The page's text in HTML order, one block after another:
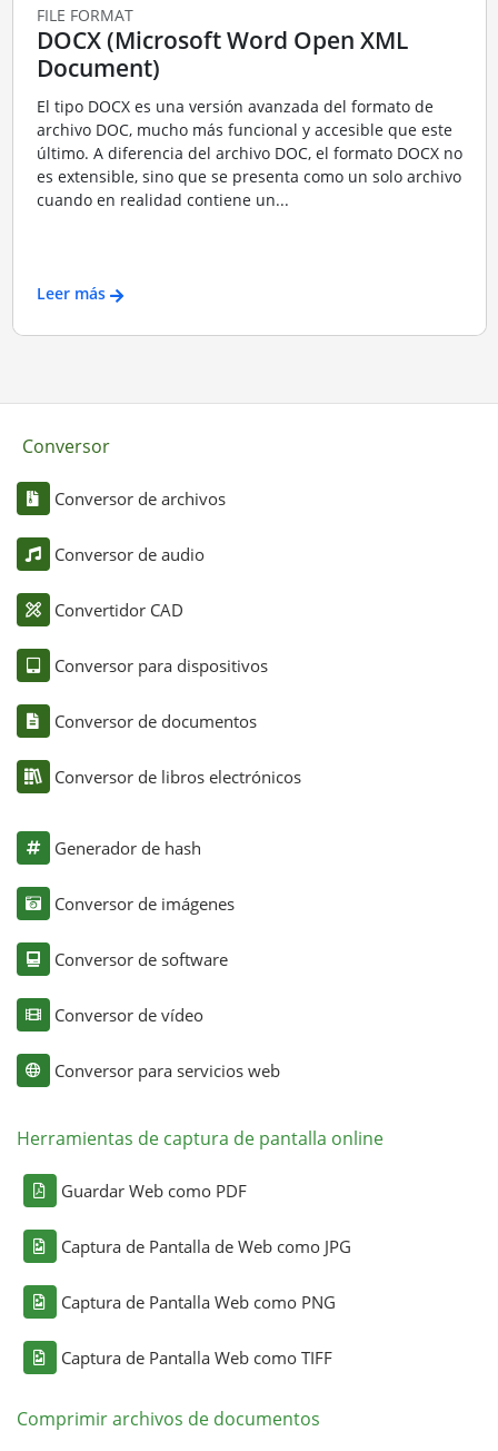
FILE FORMAT
DOCX (Microsoft Word Open XML
Document)
El tipo DOCX es una versión avanzada del formato de
archivo DOC, mucho más funcional y accesible que este
último. A diferencia del archivo DOC, el formato DOCX no
es extensible, sino que se presenta como un solo archivo
cuando en realidad contiene un...
Leer más
Conversor
Conversor de archivos
Conversor de audio
Convertidor CAD
Conversor para dispositivos
Conversor de documentos
Conversor de libros electrónicos
Generador de hash
Conversor de imágenes
Conversor de software
Conversor de vídeo
Conversor para servicios web
Herramientas de captura de pantalla online
Guardar Web como PDF
Captura de Pantalla de Web como JPG
Captura de Pantalla Web como PNG
Captura de Pantalla Web como TIFF
Comprimir archivos de documentos